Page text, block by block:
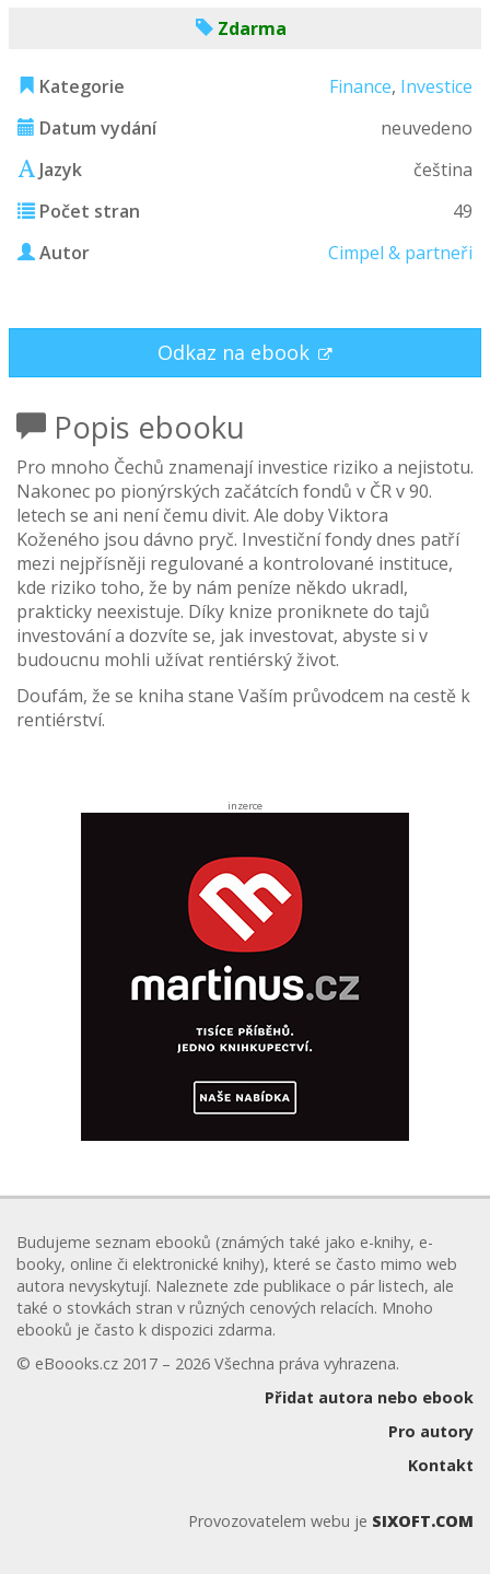
Zdarma
Kategorie Finance, Investice
Datum vydání
neuvedeno
Jazyk
čeština
Počet stran
49
Autor
Cimpel & partneři
Odkaz na ebook
Popis ebooku
Pro mnoho Čechů znamenají investice riziko a nejistotu.
Nakonec po pionýrských začátcích fondů v ČR v 90.
letech se ani není čemu divit. Ale doby Viktora
Koženého jsou dávno pryč. Investiční fondy dnes patří
mezi nejpřísněji regulované a kontrolované instituce,
kde riziko toho, že by nám peníze někdo ukradl,
prakticky neexistuje. Díky knize proniknete do tajů
investování a dozvíte se, jak investovat, abyste si v
budoucnu mohli užívat rentiérský život.
Doufám, že se kniha stane Vaším průvodcem na cestě k
rentiérství.
inzerce
Budujeme seznam ebooků (známých také jako e-knihy, e-
booky, online či elektronické knihy), které se často mimo web
autora nevyskytují. Naleznete zde publikace o pár listech, ale
také o stovkách stran v různých cenových relacích. Mnoho
ebooků je často k dispozici zdarma.
© eBoooks.cz 2017 – 2026 Všechna práva vyhrazena.
Přidat autora nebo ebook
Pro autory
Kontakt
Provozovatelem webu je SIXOFT.COM